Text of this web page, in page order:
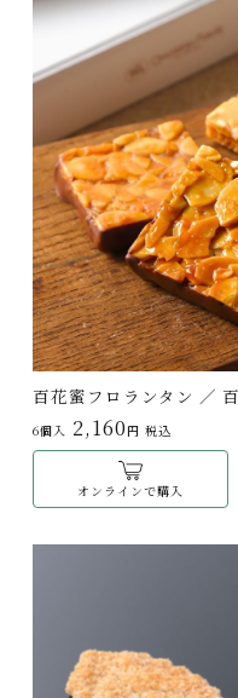
百花蜜フロランタン ／
6個入 2,160 円 税込
オンラインで購入